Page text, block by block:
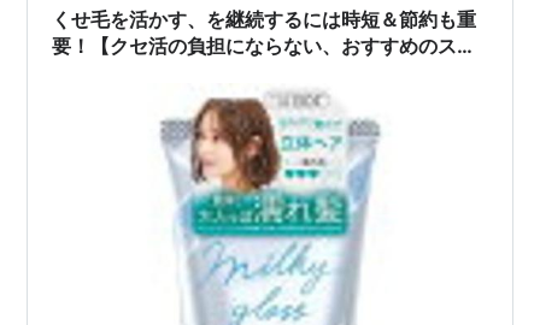
くせ毛を活かす、を継続するには時短＆節約も重
要！【クセ活の負担にならない、おすすめのスタ